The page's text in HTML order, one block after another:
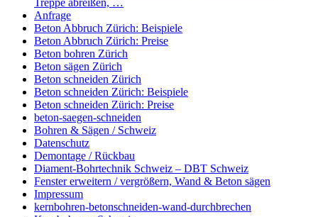
Treppe abreißen, …
Anfrage
Beton Abbruch Zürich: Beispiele
Beton Abbruch Zürich: Preise
Beton bohren Zürich
Beton sägen Zürich
Beton schneiden Zürich
Beton schneiden Zürich: Beispiele
Beton schneiden Zürich: Preise
beton-saegen-schneiden
Bohren & Sägen / Schweiz
Datenschutz
Demontage / Rückbau
Diament-Bohrtechnik Schweiz – DBT Schweiz
Fenster erweitern / vergrößern, Wand & Beton sägen
Impressum
kernbohren-betonschneiden-wand-durchbrechen